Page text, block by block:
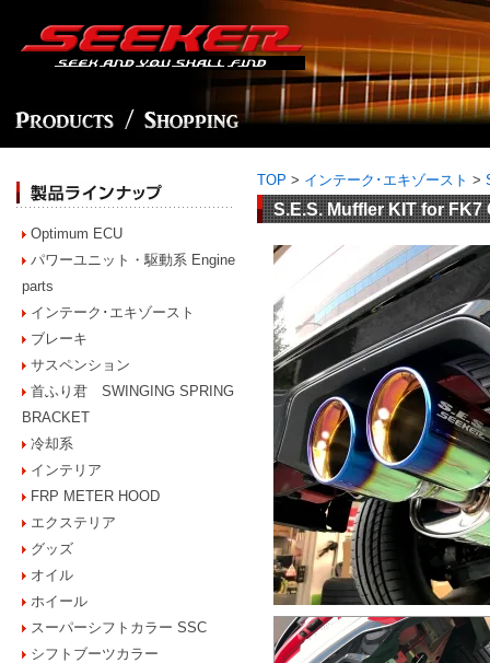
Optimum ECU
パワーユニット・駆動系 Engine
parts
インテーク･エキゾースト
ブレーキ
サスペンション
首ふり君 SWINGING SPRING
BRACKET
冷却系
インテリア
FRP METER HOOD
エクステリア
グッズ
オイル
ホイール
スーパーシフトカラー SSC
シフトブーツカラー
TOP > インテーク･エキゾースト >
S.E.S. Muffler KIT for FK7